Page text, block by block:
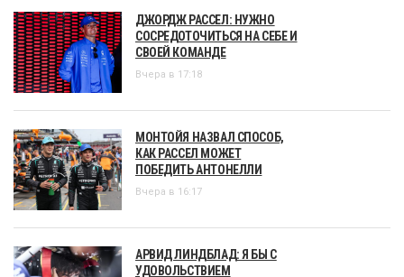
ДЖОРДЖ РАССЕЛ: НУЖНО
СОСРЕДОТОЧИТЬСЯ НА СЕБЕ И
СВОЕЙ КОМАНДЕ
Вчера в 17:18
МОНТОЙЯ НАЗВАЛ СПОСОБ,
КАК РАССЕЛ МОЖЕТ
ПОБЕДИТЬ АНТОНЕЛЛИ
Вчера в 16:17
АРВИД ЛИНДБЛАД: Я БЫ С
УДОВОЛЬСТВИЕМ